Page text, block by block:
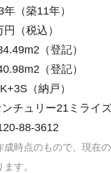
（築11年）
（税込）
（登記）
（登記）
（納戸）
チュリー21ミライ
88-3612
成時点のもので、現在
す。